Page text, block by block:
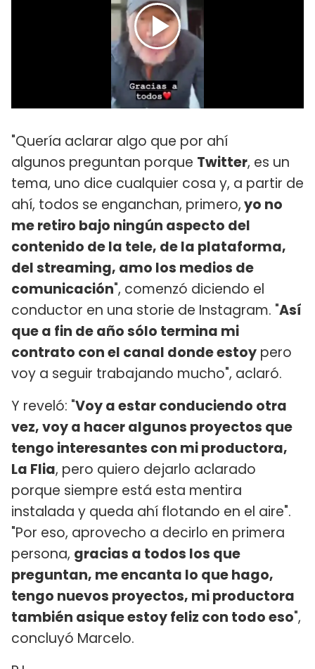
"Quería aclarar algo que por ahí
algunos preguntan porque Twitter, es un
tema, uno dice cualquier cosa y, a partir de
ahí, todos se enganchan, primero,yo no
me retiro bajo ningún aspecto del
contenido de la tele, de la plataforma,
del streaming, amo los medios de
comunicación", comenzó diciendo el
conductor en una storie de Instagram. "Así
que a fin de año sólo termina mi
contrato con el canal donde estoy pero
voy a seguir trabajando mucho", aclaró.
Y reveló: "Voy a estar conduciendo otra
vez, voy a hacer algunos proyectos que
tengo interesantes con mi productora,
La Flia, pero quiero dejarlo aclarado
porque siempre está esta mentira
instalada y queda ahí flotando en el aire".
"Por eso, aprovecho a decirlo en primera
persona, gracias a todos los que
preguntan, me encanta lo que hago,
tengo nuevos proyectos, mi productora
también asique estoy feliz con todo eso",
concluyó Marcelo.